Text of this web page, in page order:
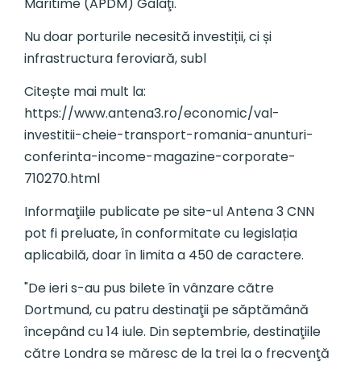
Nu doar porturile necesită investiții, ci și
infrastructura feroviară, subl
Citește mai mult la:
https://www.antena3.ro/economic/val-
investitii-cheie-transport-romania-anunturi-
conferinta-income-magazine-corporate-
710270.html
Informaţiile publicate pe site-ul Antena 3 CNN
pot fi preluate, în conformitate cu legislația
aplicabilă, doar în limita a 450 de caractere.
"De ieri s-au pus bilete în vânzare către
Dortmund, cu patru destinaţii pe săptămână
începând cu 14 iule. Din septembrie, destinaţiile
către Londra se măresc de la trei la o frecvenţă